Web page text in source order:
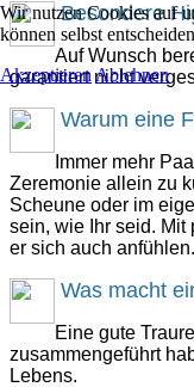
Besondere
Auf Wunsch
garantiert nicht
Warum eine
Immer mehr
Zeremonie allein zu
Scheune oder im
sein, wie Ihr seid. Mit
er sich auch anfühlen.
Was macht
Eine gute
zusammengeführt
Lebens.
Wir nutzen Cookies auf
können selbst
Akzeptieren Ablehnen